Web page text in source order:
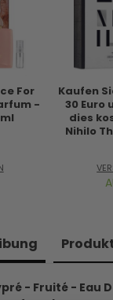
For
-
Kaufen
30 Euro
dies
Nihilo
- Fruité - Eau